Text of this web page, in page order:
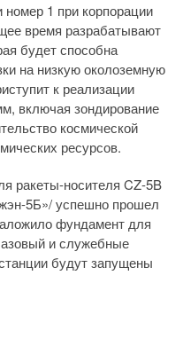
1 при корпорации
время разрабатывают
будет способна
на низкую околоземную
к реализации
включая зондирование
космической
ресурсов.
ракеты-носителя CZ-5B
5Б»/ успешно прошел
фундамент для
и служебные
будут запущены